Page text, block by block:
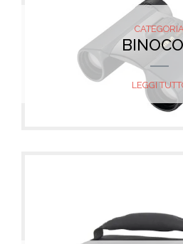
CATEGORIA
LEGGI